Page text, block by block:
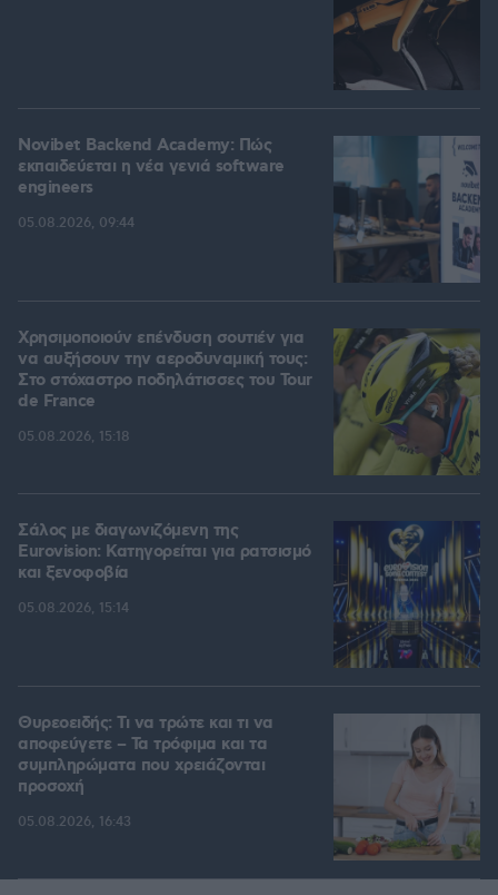
Novibet Backend Academy: Πώς
εκπαιδεύεται η νέα γενιά software
engineers
05.08.2026, 09:44
Χρησιμοποιούν επένδυση σουτιέν για
να αυξήσουν την αεροδυναμική τους:
Στο στόχαστρο ποδηλάτισσες του Tour
de France
05.08.2026, 15:18
Σάλος με διαγωνιζόμενη της
Eurovision: Κατηγορείται για ρατσισμό
και ξενοφοβία
05.08.2026, 15:14
Θυρεοειδής: Τι να τρώτε και τι να
αποφεύγετε – Τα τρόφιμα και τα
συμπληρώματα που χρειάζονται
προσοχή
05.08.2026, 16:43